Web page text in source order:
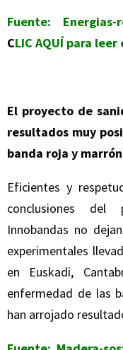
Fuente: Energias-
CLIC AQUÍpara leer
El proyecto de
resultados muy
banda roja y marrón
Eficientes y
conclusiones
Innobandas no
experimentales
en Euskadi,
enfermedad de las
han arrojado